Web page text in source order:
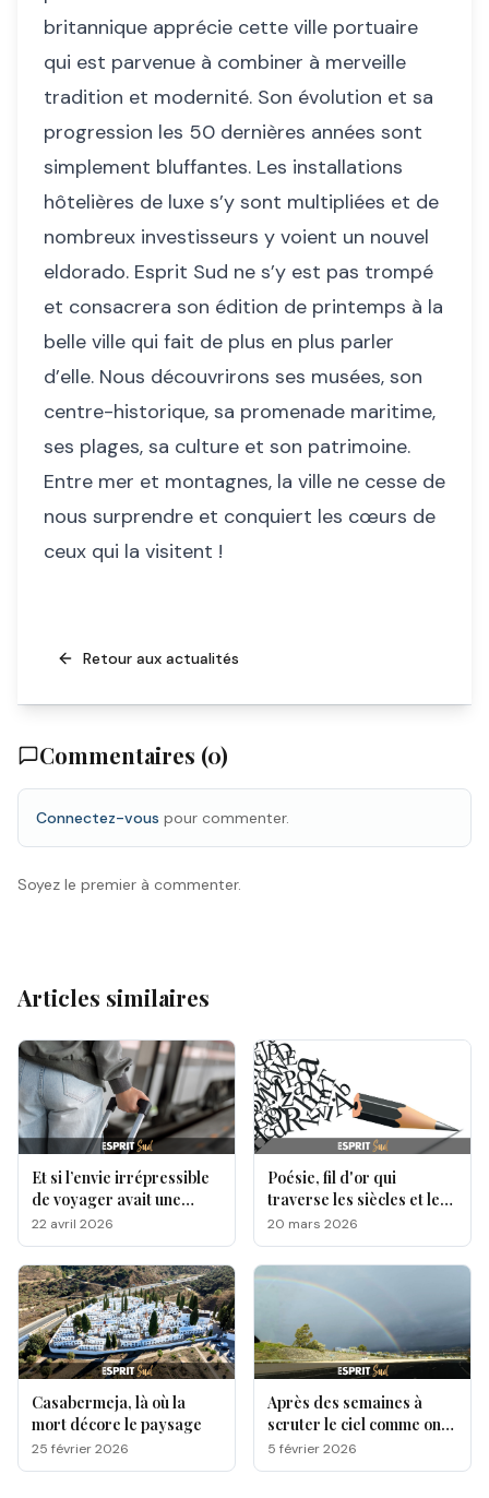
britannique apprécie cette ville portuaire
qui est parvenue à combiner à merveille
tradition et modernité. Son évolution et sa
progression les 50 dernières années sont
simplement bluffantes. Les installations
hôtelières de luxe s’y sont multipliées et de
nombreux investisseurs y voient un nouvel
eldorado. Esprit Sud ne s’y est pas trompé
et consacrera son édition de printemps à la
belle ville qui fait de plus en plus parler
d’elle. Nous découvrirons ses musées, son
centre-historique, sa promenade maritime,
ses plages, sa culture et son patrimoine.
Entre mer et montagnes, la ville ne cesse de
nous surprendre et conquiert les cœurs de
ceux qui la visitent !
Retour aux actualités
Commentaires (0)
Connectez-vous pour commenter.
Soyez le premier à commenter.
Articles similaires
Et si l’envie irrépressible
de voyager avait une
origine génétique ?
22 avril 2026
Poésie, fil d'or qui
traverse les siècles et les
cultures
20 mars 2026
Casabermeja, là où la
mort décore le paysage
25 février 2026
Après des semaines à
scruter le ciel comme on
attend une lettre qui
n’arrive pas, une question
5 février 2026